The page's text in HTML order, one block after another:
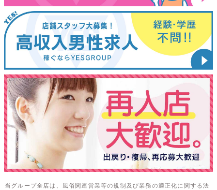
当グループ全店は、風俗関連営業等の規制及び業務の適正化に関する法